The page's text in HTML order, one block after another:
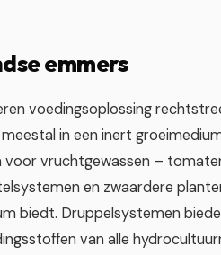
emmers
voedingsoplossing
in een inert
voor vruchtgewassen –
en zwaardere
biedt. Druppelsystemen
van alle